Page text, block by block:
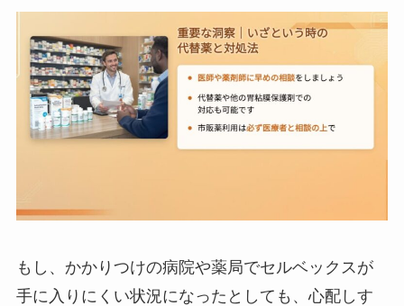
もし、かかりつけの病院や薬局でセルベックスが
手に入りにくい状況になったとしても、心配しす